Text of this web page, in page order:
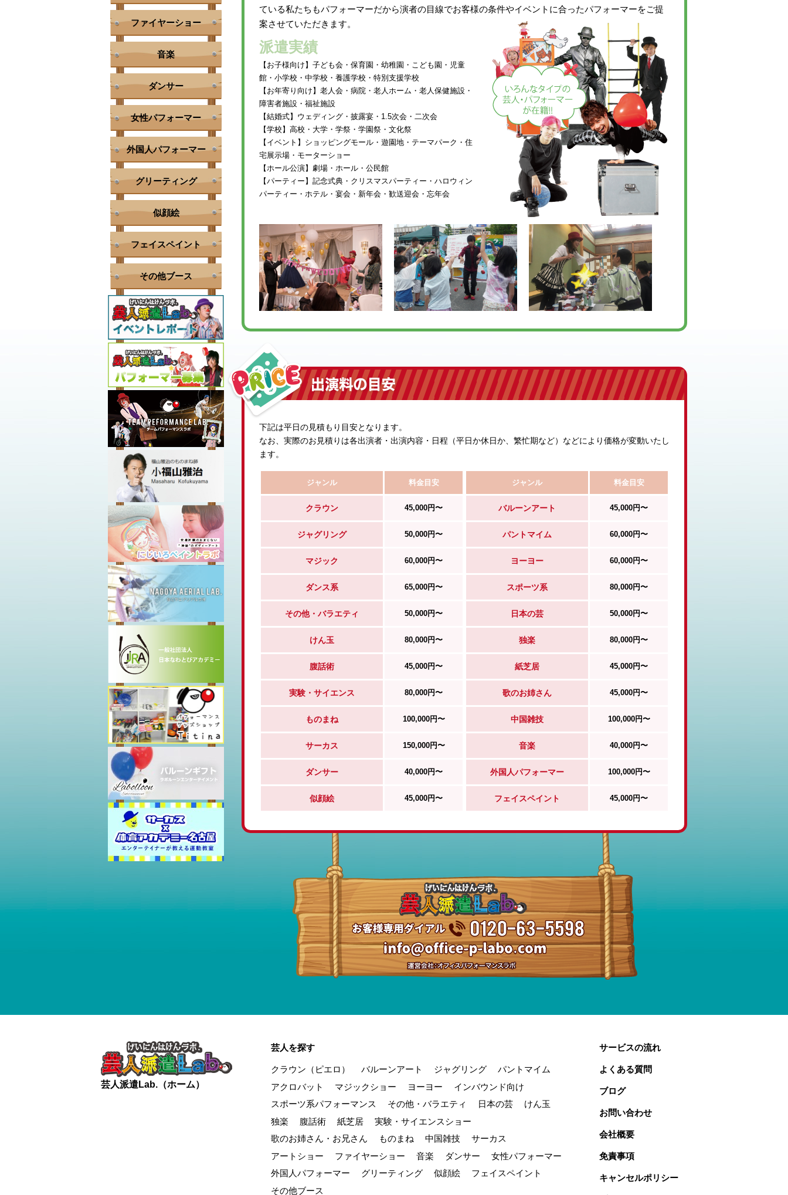
ている私たちもパフォーマーだから演者の目線でお客様の条件やイベントに合ったパフォーマーをご提
案させていただきます。
派遣実績
【お子様向け】子ども会・保育園・幼稚園・こども園・児童
館・小学校・中学校・養護学校・特別支援学校
【お年寄り向け】老人会・病院・老人ホーム・老人保健施設・
障害者施設・福祉施設
【結婚式】ウェディング・披露宴・1.5次会・二次会
【学校】高校・大学・学祭・学園祭・文化祭
【イベント】ショッピングモール・遊園地・テーマパーク・住
宅展示場・モーターショー
【ホール公演】劇場・ホール・公民館
【パーティー】記念式典・クリスマスパーティー・ハロウィン
パーティー・ホテル・宴会・新年会・歓送迎会・忘年会
下記は平日の見積もり目安となります。
なお、実際のお見積りは各出演者・出演内容・日程（平日か休日か、繁忙期など）などにより価格が変動いたし
ます。
ジャンル 料金目安
クラウン 45,000円〜
ジャグリング 50,000円〜
マジック 60,000円〜
ダンス系 65,000円〜
その他・バラエティ 50,000円〜
けん玉 80,000円〜
腹話術 45,000円〜
実験・サイエンス 80,000円〜
ものまね 100,000円〜
サーカス 150,000円〜
ダンサー 40,000円〜
似顔絵 45,000円〜
ジャンル 料金目安
バルーンアート 45,000円〜
パントマイム 60,000円〜
ヨーヨー 60,000円〜
スポーツ系 80,000円〜
日本の芸 50,000円〜
独楽 80,000円〜
紙芝居 45,000円〜
歌のお姉さん 45,000円〜
中国雑技 100,000円〜
音楽 40,000円〜
外国人パフォーマー 100,000円〜
フェイスペイント 45,000円〜
ファイヤーショー
音楽
ダンサー
女性パフォーマー
外国人パフォーマー
グリーティング
似顔絵
フェイスペイント
その他ブース
芸人派遣Lab.（ホーム）
芸人を探す
クラウン（ピエロ） バルーンアート ジャグリング
パントマイム
アクロバット
マジックショー ヨーヨー
インバウンド向け
スポーツ系パフォーマンス
その他・バラエティ 日本の芸
けん玉
独楽
腹話術 紙芝居
実験・サイエンスショー
歌のお姉さん・お兄さん
ものまね 中国雑技
サーカス
アートショー
ファイヤーショー 音楽 ダンサー
女性パフォーマー
外国人パフォーマー
グリーティング 似顔絵
フェイスペイント
その他ブース
サービスの流れ
よくある質問
ブログ
お問い合わせ
会社概要
免責事項
キャンセルポリシー